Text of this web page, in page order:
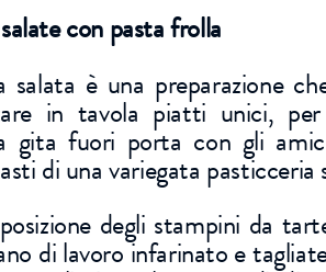
con pasta frolla
salata è una preparazione
in tavola piatti unici,
gita fuori porta con gli
di una variegata pasticceria
degli stampini da
di lavoro infarinato e